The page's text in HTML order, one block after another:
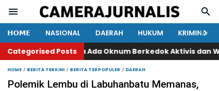
𝗛𝗢𝗠𝗘 NASIONAL DAERAH HUKUM
KRIMINAL
Categorised Posts
Diduga Ada Oknum Berkedok Aktivis dan
HOME BERITA TERKINI BERITA TERPOPULER DAERAH
Polemik Lembu di Labuhanbatu Memanas,